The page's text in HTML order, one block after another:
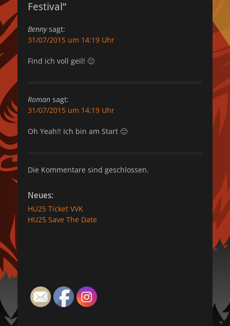
Festival“
Benny sagt:
31/07/2015 um 14:19 Uhr
Find ich voll geil! 🙂
Roman sagt:
31/07/2015 um 14:19 Uhr
Oh Yeah!! Ich bin am Start 🙂
Die Kommentare sind geschlossen.
Neues:
HU25 Ticket VVK
HU25 Save The Date